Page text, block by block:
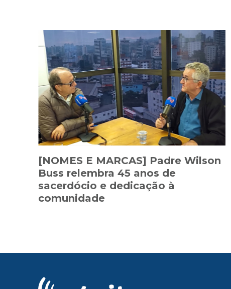
[NOMES E MARCAS] Padre Wilson
Buss relembra 45 anos de
sacerdócio e dedicação à
comunidade